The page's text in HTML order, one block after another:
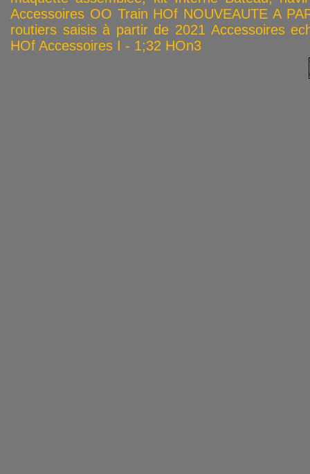
Accessoires OO Train HOf NOUVEAUTE A
routiers saisis à partir de 2021 Accessoires
HOf Accessoires I - 1;32 HOn3